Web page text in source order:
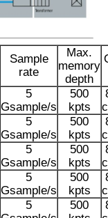
Sample
rate
Max.
memory
depth
5
Gsample/s
500
kpts
5
Gsample/s
500
kpts
5
Gsample/s
500
kpts
5
Gsample/s
500
kpts
5
500